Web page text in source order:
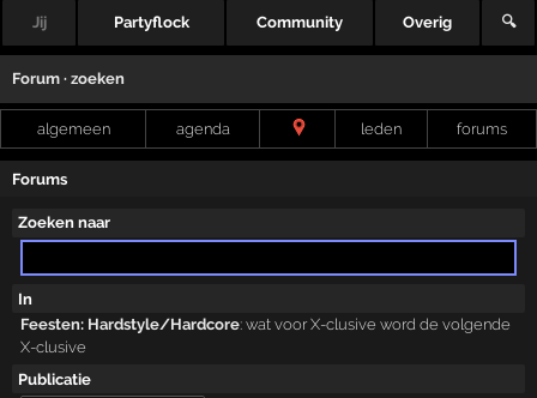
Jij Partyflock Community Overig 🔍
Forum · zoeken
algemeen agenda leden forums
Forums
Zoeken naar
In
Feesten: Hardstyle/Hardcore: wat voor X-clusive word de volgende
X-clusive
Publicatie